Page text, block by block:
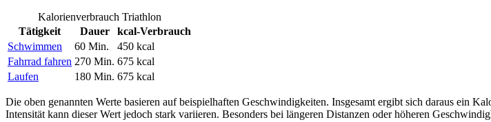
Kalorienverbrauch Triathlon
Tätigkeit
Dauer
kcal-Verbrauch
Schwimmen
60 Min.
450 kcal
Fahrrad fahren 270 Min. 675 kcal
Laufen
180 Min. 675 kcal
Die oben genannten Werte basieren auf beispielhaften Geschwindigkeiten. Insgesamt ergibt sich daraus ein
Intensität kann dieser Wert jedoch stark variieren. Besonders bei längeren Distanzen oder höheren